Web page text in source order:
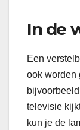
In de
Een
ook worden
televisie
kun je de